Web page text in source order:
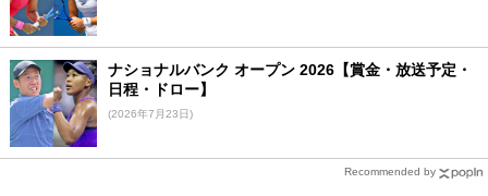
ナショナルバンク オープン 2026【賞金・放送予定・
日程・ドロー】
(2026年7月23日)
Recommended by